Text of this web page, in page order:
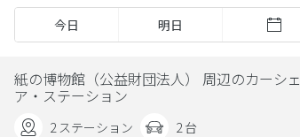
今日 明日
紙の博物館（公益財団法人） 周辺のカーシェ
ア・ステーション
2 ステーション 2 台